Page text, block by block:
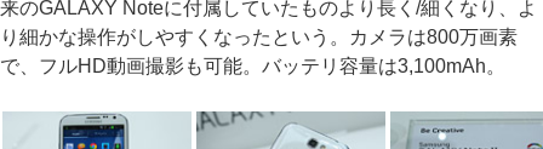
来のGALAXY Noteに付属していたものより長く/細くなり、よ
り細かな操作がしやすくなったという。カメラは800万画素
で、フルHD動画撮影も可能。バッテリ容量は3,100mAh。